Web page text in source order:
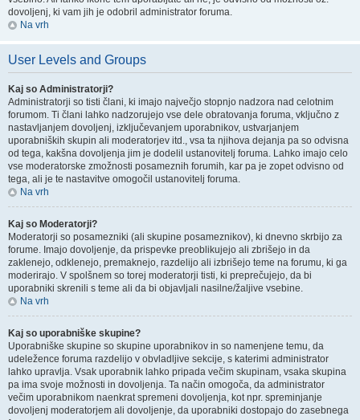
dovoljenj, ki vam jih je odobril administrator foruma.
Na vrh
User Levels and Groups
Kaj so Administratorji?
Administratorji so tisti člani, ki imajo največjo stopnjo nadzora nad celotnim
forumom. Ti člani lahko nadzorujejo vse dele obratovanja foruma, vključno z
nastavljanjem dovoljenj, izključevanjem uporabnikov, ustvarjanjem
uporabniških skupin ali moderatorjev itd., vsa ta njihova dejanja pa so odvisna
od tega, kakšna dovoljenja jim je dodelil ustanovitelj foruma. Lahko imajo celo
vse moderatorske zmožnosti posameznih forumih, kar pa je zopet odvisno od
tega, ali je te nastavitve omogočil ustanovitelj foruma.
Na vrh
Kaj so Moderatorji?
Moderatorji so posamezniki (ali skupine posameznikov), ki dnevno skrbijo za
forume. Imajo dovoljenje, da prispevke preoblikujejo ali zbrišejo in da
zaklenejo, odklenejo, premaknejo, razdelijo ali izbrišejo teme na forumu, ki ga
moderirajo. V spolšnem so torej moderatorji tisti, ki preprečujejo, da bi
uporabniki skrenili s teme ali da bi objavljali nasilne/žaljive vsebine.
Na vrh
Kaj so uporabniške skupine?
Uporabniške skupine so skupine uporabnikov in so namenjene temu, da
udeležence foruma razdelijo v obvladljive sekcije, s katerimi administrator
lahko upravlja. Vsak uporabnik lahko pripada večim skupinam, vsaka skupina
pa ima svoje možnosti in dovoljenja. Ta način omogoča, da administrator
večim uporabnikom naenkrat spremeni dovoljenja, kot npr. spreminjanje
dovoljenj moderatorjem ali dovoljenje, da uporabniki dostopajo do zasebnega